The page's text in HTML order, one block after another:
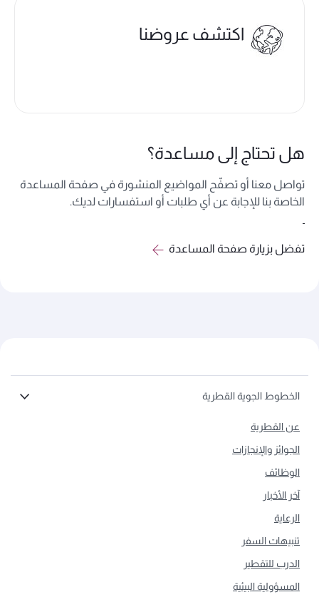
اكتشف عروضنا
هل تحتاج إلى مساعدة؟
تواصل معنا أو تصفّح المواضيع المنشورة في صفحة المساعدة
الخاصة بنا للإجابة عن أي طلبات أو استفسارات لديك.
تفضل بزيارة صفحة المساعدة
الخطوط الجوية القطرية
عن القطرية
الجوائز والإنجازات
الوظائف
آخر الأخبار
الرعاية
تنبيهات السفر
الدرب للتقطير
المسؤولية البيئية